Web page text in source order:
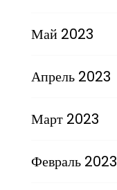
Май 2023
Апрель 2023
Март 2023
Февраль 2023